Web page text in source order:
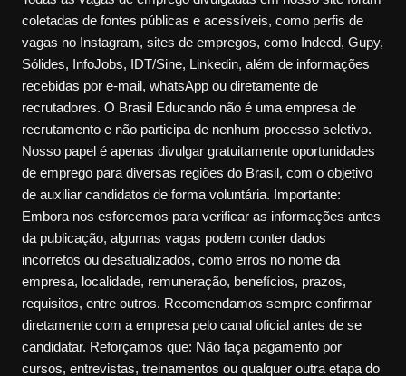
coletadas de fontes públicas e acessíveis, como perfis de
vagas no Instagram, sites de empregos, como Indeed, Gupy,
Sólides, InfoJobs, IDT/Sine, Linkedin, além de informações
recebidas por e-mail, whatsApp ou diretamente de
recrutadores. O Brasil Educando não é uma empresa de
recrutamento e não participa de nenhum processo seletivo.
Nosso papel é apenas divulgar gratuitamente oportunidades
de emprego para diversas regiões do Brasil, com o objetivo
de auxiliar candidatos de forma voluntária. Importante:
Embora nos esforcemos para verificar as informações antes
da publicação, algumas vagas podem conter dados
incorretos ou desatualizados, como erros no nome da
empresa, localidade, remuneração, benefícios, prazos,
requisitos, entre outros. Recomendamos sempre confirmar
diretamente com a empresa pelo canal oficial antes de se
candidatar. Reforçamos que: Não faça pagamento por
cursos, entrevistas, treinamentos ou qualquer outra etapa do